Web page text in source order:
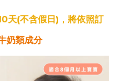
天(不含假日)，將依照訂
奶類成分